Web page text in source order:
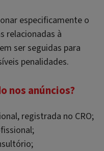
especificamente o
relacionadas à
ser seguidas para
penalidades.
nos anúncios?
registrada no CRO;